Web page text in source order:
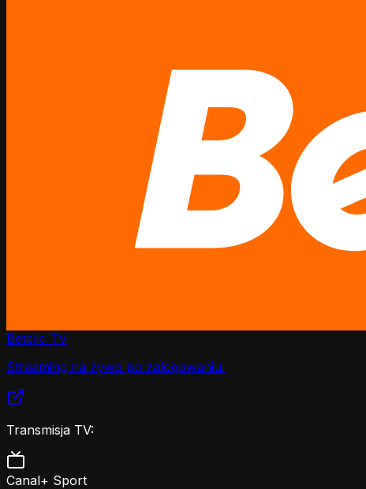
Betclic TV
Streaming na żywo po zalogowaniu.
Transmisja TV:
Canal+ Sport